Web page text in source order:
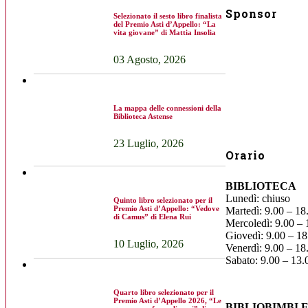
Selezionato il sesto libro finalista
del Premio Asti d’Appello: “La
vita giovane” di Mattia Insolia
03 Agosto, 2026
La mappa delle connessioni della
Biblioteca Astense
23 Luglio, 2026
Quinto libro selezionato per il
Premio Asti d’Appello: “Vedove
di Camus” di Elena Rui
10 Luglio, 2026
Quarto libro selezionato per il
Premio Asti d’Appello 2026, “Le
Sponsor
Orario
BIBLIOTECA
Lunedì: chiuso
Martedì: 9.00 –
Mercoledì: 9.00 –
Giovedì: 9.00 –
Venerdì: 9.00 –
Sabato: 9.00 –